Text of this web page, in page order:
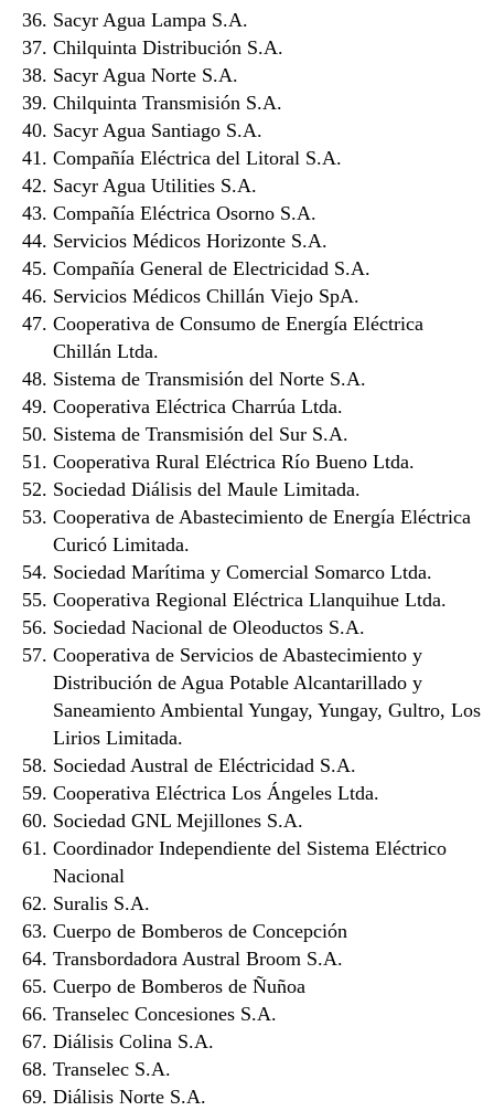
Sacyr Agua Lampa S.A.
Chilquinta Distribución S.A.
Sacyr Agua Norte S.A.
Chilquinta Transmisión S.A.
Sacyr Agua Santiago S.A.
Compañía Eléctrica del Litoral S.A.
Sacyr Agua Utilities S.A.
Compañía Eléctrica Osorno S.A.
Servicios Médicos Horizonte S.A.
Compañía General de Electricidad S.A.
Servicios Médicos Chillán Viejo SpA.
Cooperativa de Consumo de Energía Eléctrica
Chillán Ltda.
Sistema de Transmisión del Norte S.A.
Cooperativa Eléctrica Charrúa Ltda.
Sistema de Transmisión del Sur S.A.
Cooperativa Rural Eléctrica Río Bueno Ltda.
Sociedad Diálisis del Maule Limitada.
Cooperativa de Abastecimiento de Energía Eléctrica
Curicó Limitada.
Sociedad Marítima y Comercial Somarco Ltda.
Cooperativa Regional Eléctrica Llanquihue Ltda.
Sociedad Nacional de Oleoductos S.A.
Cooperativa de Servicios de Abastecimiento y
Distribución de Agua Potable Alcantarillado y
Saneamiento Ambiental Yungay, Yungay, Gultro, Los
Lirios Limitada.
Sociedad Austral de Eléctricidad S.A.
Cooperativa Eléctrica Los Ángeles Ltda.
Sociedad GNL Mejillones S.A.
Coordinador Independiente del Sistema Eléctrico
Nacional
Suralis S.A.
Cuerpo de Bomberos de Concepción
Transbordadora Austral Broom S.A.
Cuerpo de Bomberos de Ñuñoa
Transelec Concesiones S.A.
Diálisis Colina S.A.
Transelec S.A.
Diálisis Norte S.A.